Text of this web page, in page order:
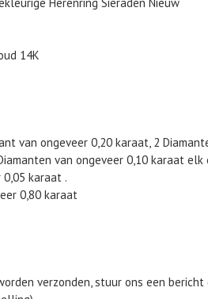
Herenring Sieraden Nieuw
14K
van ongeveer 0,20 karaat, 2
van ongeveer 0,10 karaat elk
karaat .
0,80 karaat
verzonden, stuur ons een